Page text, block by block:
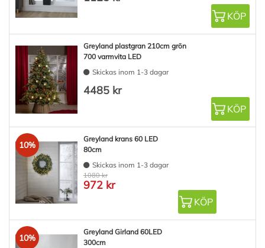
KÖP
Greyland plastgran 210cm grön
700 varmvita LED
Skickas inom 1-3 dagar
4485 kr
KÖP
10%
Greyland krans 60 LED
80cm
Skickas inom 1-3 dagar
1080 kr
972 kr
KÖP
10%
Greyland Girland 60LED
300cm